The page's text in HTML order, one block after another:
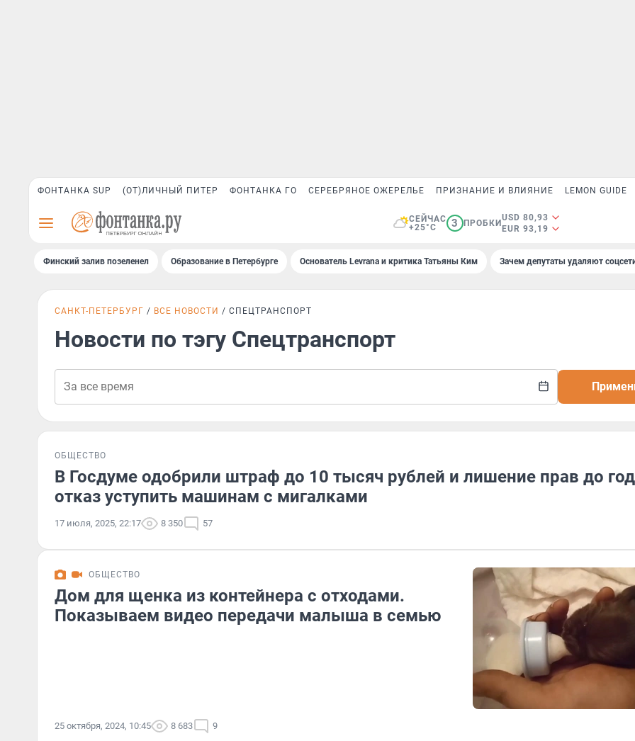
ФОНТАНКА SUP (ОТ)ЛИЧНЫЙ ПИТЕР ФОНТАНКА ГО СЕРЕБРЯНОЕ ОЖЕРЕЛЬЕ ПРИЗНАНИЕ И ВЛИЯНИЕ LEMON GUIDE
СЕЙЧАС
+25°C
3 ПРОБКИ
USD 80,93
EUR 93,19
Финский залив позеленел Образование в Петербурге Основатель Levrana и критика Татьяны Ким Зачем депутаты удаляют
САНКТ-ПЕТЕРБУРГ ВСЕ НОВОСТИ СПЕЦТРАНСПОРТ
Новости по тэгу Спецтранспорт
ОБЩЕСТВО
В Госдуме одобрили штраф до 10 тысяч рублей и лишение прав до
отказ уступить машинам с мигалками
17 июля, 2025, 22:17 8 350 57
ОБЩЕСТВО
Дом для щенка из контейнера с отходами.
Показываем видео передачи малыша в семью
25 октября, 2024, 10:45 8 683 9